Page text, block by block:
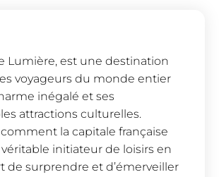
Lumière, est une destination
voyageurs du monde entier
inégalé et ses
attractions culturelles.
la capitale française
initiateur de loisirs en
de surprendre et d’émerveiller